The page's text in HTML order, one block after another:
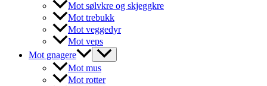
Mot sølvkre og skjeggkre
Mot trebukk
Mot veggedyr
Mot veps
Mot gnagere
Mot mus
Mot rotter